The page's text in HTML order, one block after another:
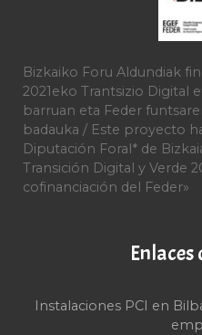
Bizkaiko Foru Aldundiak
2021eko Trantsizio Digital
barruan eta Feder
badauka / Este proyecto
Diputación Foral* de
Transición Digital y Verde
cofinanciación del Feder»
Enlaces
Instalaciones PCI en